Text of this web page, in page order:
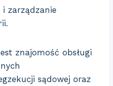
i zarządzanie
znajomość obsługi
sądowej oraz